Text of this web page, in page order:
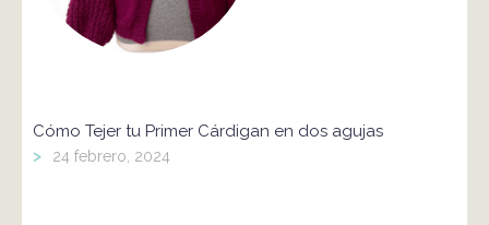
Cómo Tejer tu Primer Cárdigan en dos agujas
> 24 febrero, 2024